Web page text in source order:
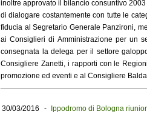
inoltre approvato il bilancio consuntivo
di dialogare costantemente con tutte le
fiducia al Segretario Generale Panzironi,
ai Consiglieri di Amministrazione per un
consegnata la delega per il settore
Consigliere Zanetti, i rapporti con le
promozione ed eventi e al Consigliere
30/03/2016 -
Ippodromo di Bologna